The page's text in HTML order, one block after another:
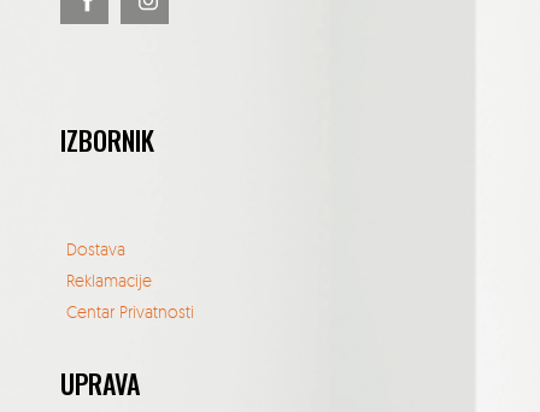
IZBORNIK
Dostava
Reklamacije
Centar Privatnosti
UPRAVA